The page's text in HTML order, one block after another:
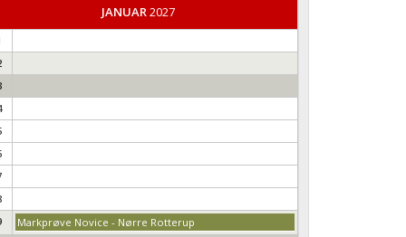
JANUAR2027
Markprøve Novice - Nørre Rotterup